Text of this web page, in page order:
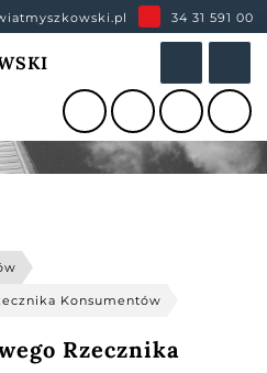
34 31 591 00
Konsumentów
Rzecznika